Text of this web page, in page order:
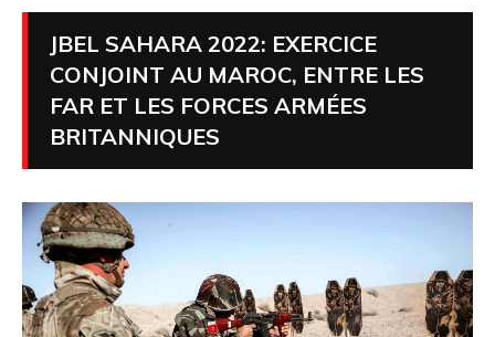
JBEL SAHARA 2022: EXERCICE
CONJOINT AU MAROC, ENTRE LES
FAR ET LES FORCES ARMÉES
BRITANNIQUES